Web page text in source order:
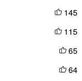
 145
 115
 65
 64